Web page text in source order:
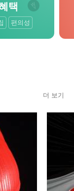
택
편의성
더 보기